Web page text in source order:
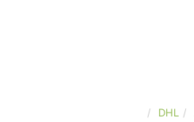
DHL